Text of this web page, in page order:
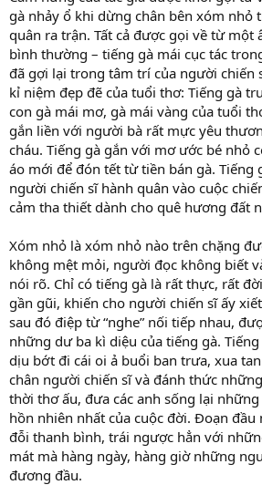
gà nhảy ổ khi dừng chân bên xóm nhỏ
quân ra trận. Tất cả được gọi về từ một
bình thường – tiếng gà mái cục tác
đã gợi lại trong tâm trí của người chiến
kỉ niệm đẹp đẽ của tuổi thơ: Tiếng gà
con gà mái mơ, gà mái vàng của tuổi
gắn liền với người bà rất mực yêu
cháu. Tiếng gà gắn với mơ ước bé nhỏ
áo mới để đón tết từ tiền bán gà. Tiếng
người chiến sĩ hành quân vào cuộc
cảm tha thiết dành cho quê hương đất
Xóm nhỏ là xóm nhỏ nào trên chặng
không mệt mỏi, người đọc không biết
nói rõ. Chỉ có tiếng gà là rất thực, rất
gần gũi, khiến cho người chiến sĩ ấy
sau đó điệp từ “nghe” nối tiếp nhau,
những dư ba kì diệu của tiếng gà.
dịu bớt đi cái oi ả buổi ban trưa, xua
chân người chiến sĩ và đánh thức
thời thơ ấu, đưa các anh sống lại
hồn nhiên nhất của cuộc đời. Đoạn
đỗi thanh bình, trái ngược hẳn với
mát mà hàng ngày, hàng giờ những
đương đầu.